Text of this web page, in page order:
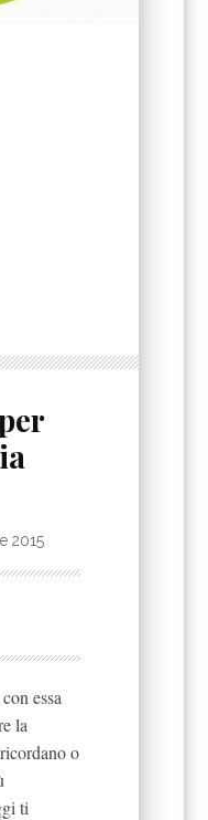
2015
essa
la
o
ti